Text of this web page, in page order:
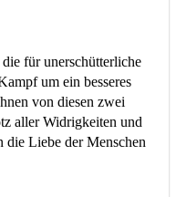
für unerschütterliche
um ein besseres
von diesen zwei
aller Widrigkeiten und
die Liebe der Menschen